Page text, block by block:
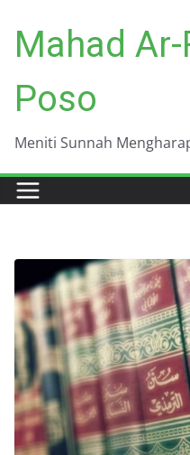
content
Mahad
Poso
Meniti Sunnah